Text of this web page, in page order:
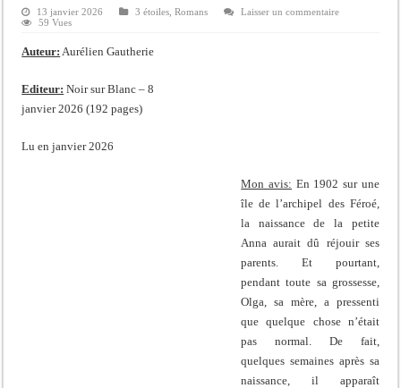
13 janvier 2026 3 étoiles ,Romans
Laisser un commentaire
59 Vues
Auteur: Aurélien Gautherie
Editeur: Noir sur Blanc – 8
janvier 2026 (192 pages)
Lu en janvier 2026
Mon avis: En 1902 sur une
île de l’archipel des Féroé,
la naissance de la petite
Anna aurait dû réjouir ses
parents. Et pourtant,
pendant toute sa grossesse,
Olga, sa mère, a pressenti
que quelque chose n’était
pas normal. De fait,
quelques semaines après sa
naissance, il apparaît